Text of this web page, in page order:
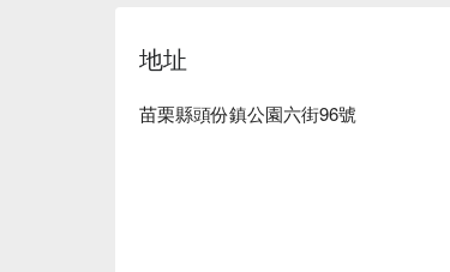
地址
苗栗縣頭份鎮公園六街96號